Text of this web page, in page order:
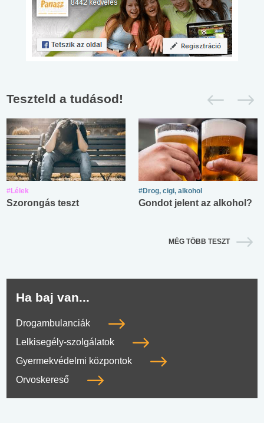
Teszteld a tudásod!
#Lélek
Szorongás teszt
#Drog, cigi, alkohol
Gondot jelent az alkohol?
MÉG TÖBB TESZT
Ha baj van...
Drogambulanciák
Lelkisegély-szolgálatok
Gyermekvédelmi központok
Orvoskereső